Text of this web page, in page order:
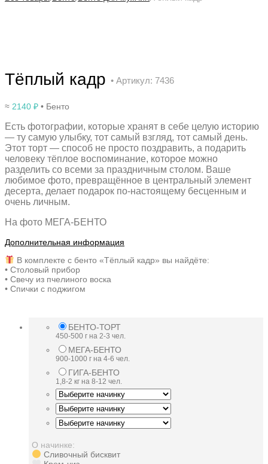
Тёплый кадр • Артикул: 7436
≈ 2140 ₽ • Бенто
Есть фотографии, которые хранят в себе целую историю
— ту самую улыбку, тот самый взгляд, тот самый день.
Этот торт — способ не просто поздравить, а подарить
человеку тёплое воспоминание, которое можно
разделить со всеми за праздничным столом. Ваше
любимое фото, превращённое в центральный элемент
десерта, делает подарок по-настоящему бесценным и
очень личным.
На фото МЕГА-БЕНТО
Дополнительная информация
В комплекте с бенто «Тёплый кадр» вы найдёте:
• Столовый прибор
• Свечу из пчелиного воска
• Спички с поджигом
БЕНТО-ТОРТ
450-500 г на 2-3 чел.
МЕГА-БЕНТО
900-1000 г на 4-6 чел.
ГИГА-БЕНТО
1,8-2 кг на 8-12 чел.
О начинке:
Сливочный бисквит